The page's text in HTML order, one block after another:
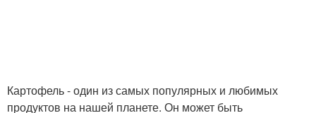
Картофель - один из самых популярных и любимых
продуктов на нашей планете. Он может быть